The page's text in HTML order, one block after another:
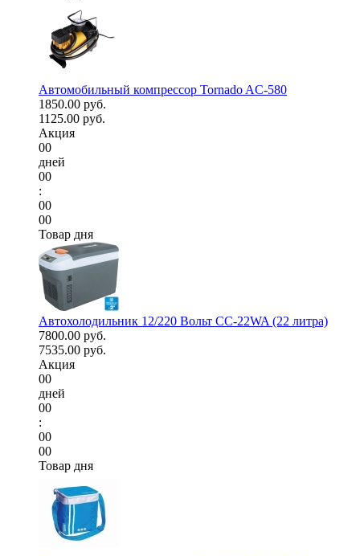
Автомобильный компрессор Tornado AC-580
1850.00 руб.
1125.00 руб.
Акция
00
дней
00
:
00
00
Товар дня
Автохолодильник 12/220 Вольт CC-22WA (22 литра)
7800.00 руб.
7535.00 руб.
Акция
00
дней
00
:
00
00
Товар дня